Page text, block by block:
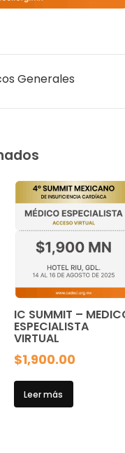
Generales
IC SUMMIT –
ESPECIALISTA
VIRTUAL
$1,900.00
Leer más